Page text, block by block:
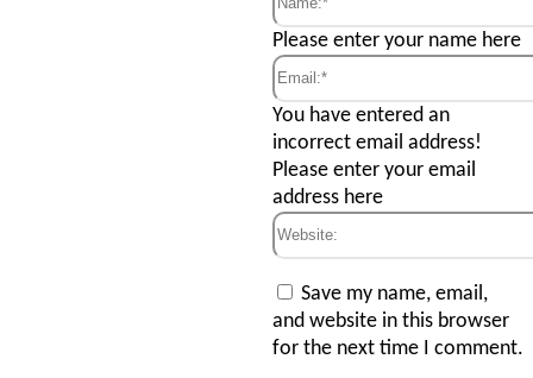
Name:*
Please enter your name here
Email:*
You have entered an
incorrect email address!
Please enter your email
address here
Save my name, email,
and website in this browser
for the next time I comment.